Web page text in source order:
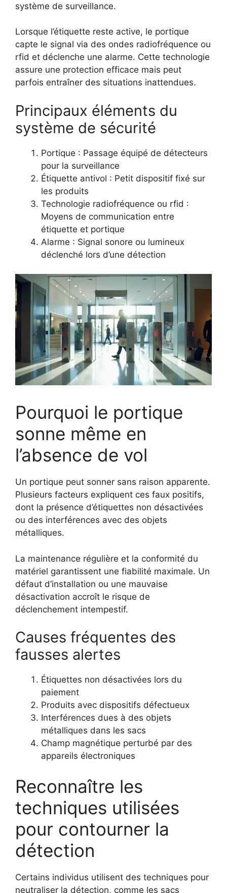
système de surveillance.
Lorsque l’étiquette reste active, le portique
capte le signal via des ondes radiofréquence ou
rfid et déclenche une alarme. Cette technologie
assure une protection efficace mais peut
parfois entraîner des situations inattendues.
Principaux éléments du
système de sécurité
Portique : Passage équipé de détecteurs
pour la surveillance
Étiquette antivol : Petit dispositif fixé sur
les produits
Technologie radiofréquence ou rfid :
Moyens de communication entre
étiquette et portique
Alarme : Signal sonore ou lumineux
déclenché lors d’une détection
Pourquoi le portique
sonne même en
l’absence de vol
Un portique peut sonner sans raison apparente.
Plusieurs facteurs expliquent ces faux positifs,
dont la présence d’étiquettes non désactivées
ou des interférences avec des objets
métalliques.
La maintenance régulière et la conformité du
matériel garantissent une fiabilité maximale. Un
défaut d’installation ou une mauvaise
désactivation accroît le risque de
déclenchement intempestif.
Causes fréquentes des
fausses alertes
Étiquettes non désactivées lors du
paiement
Produits avec dispositifs défectueux
Interférences dues à des objets
métalliques dans les sacs
Champ magnétique perturbé par des
appareils électroniques
Reconnaître les
techniques utilisées
pour contourner la
détection
Certains individus utilisent des techniques pour
neutraliser la détection, comme les sacs